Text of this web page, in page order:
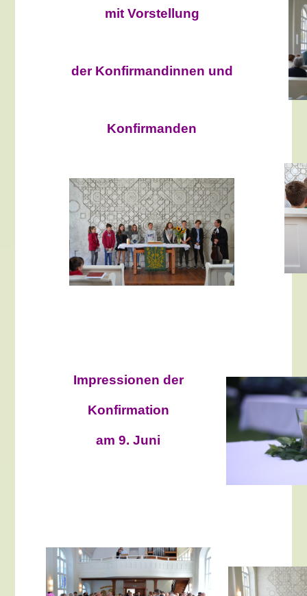
mit Vorstellung
der Konfirmandinnen und
Konfirmanden
Impressionen der
Konfirmation
am 9. Juni